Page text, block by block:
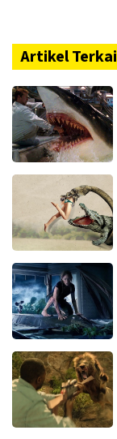
Artikel